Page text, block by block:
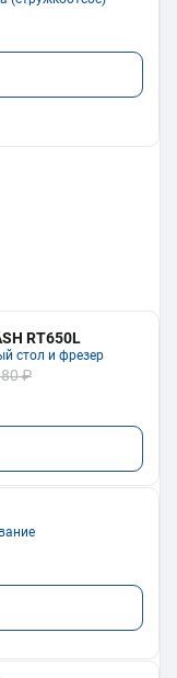
RT650L
стол и фрезер
₽